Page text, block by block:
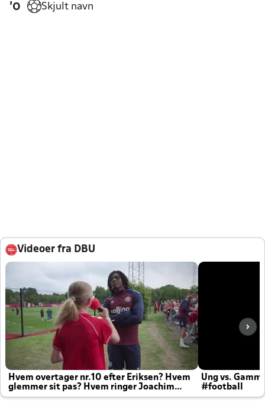
'0 Skjult navn
Videoer fra DBU
Hvem overtager nr.10 efter Eriksen? Hvem
glemmer sit pas? Hvem ringer Joachim
altid til efter kampe?
Ung vs.
#football